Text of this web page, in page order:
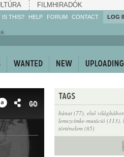
FILMHIRADÓK
IS THIS? HELP
Enrich!
Share!
FORUM CONTACT LOG
bánat (77), első
lemezcímke-mutáció (113),
történelem (85)
GO